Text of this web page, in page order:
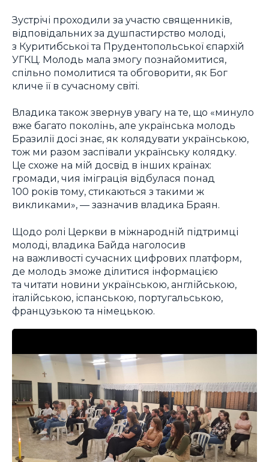
Зустрічі проходили за участю священників,
відповідальних за душпастирство молоді,
з Куритибської та Прудентопольської єпархій
УГКЦ. Молодь мала змогу познайомитися,
спільно помолитися та обговорити, як Бог
кличе її в сучасному світі.
Владика також звернув увагу на те, що «минуло
вже багато поколінь, але українська молодь
Бразилії досі знає, як колядувати українською,
тож ми разом заспівали українську колядку.
Це схоже на мій досвід в інших країнах:
громади, чия іміграція відбулася понад
100 років тому, стикаються з такими ж
викликами», — зазначив владика Браян.
Щодо ролі Церкви в міжнародній підтримці
молоді, владика Байда наголосив
на важливості сучасних цифрових платформ,
де молодь зможе ділитися інформацією
та читати новини українською, англійською,
італійською, іспанською, португальською,
французькою та німецькою.